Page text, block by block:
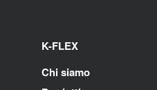
K-FLEX
Chi siamo